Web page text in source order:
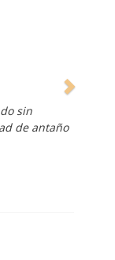
sin
de antaño